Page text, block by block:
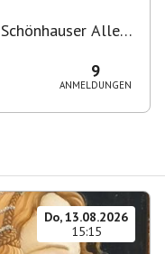
Schönhauser Allee
9
ANMELDUNGEN
Do, 13.08.2026
15:15